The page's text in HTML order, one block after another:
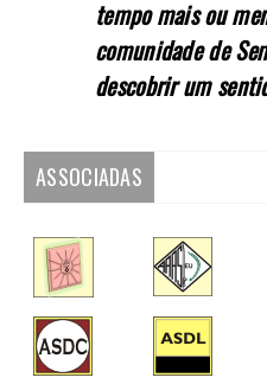
tempo mais ou
comunidade de
descobrir um
ASSOCIADAS